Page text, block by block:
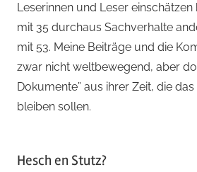
Leserinnen und Leser
mit 35 durchaus Sachverhalte
mit 53. Meine Beiträge und die
zwar nicht weltbewegend, aber
Dokumente” aus ihrer Zeit, die
bleiben sollen.
Hesch en Stutz?